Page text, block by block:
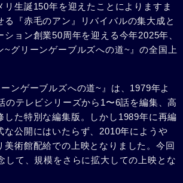
リ生誕150年を迎えたことによりますま
る『赤毛のアン』リバイバルの集大成と
ション創業50周年を迎える今年2025年、
~グリーンゲーブルズへの道~』の全国上
ーンゲーブルズへの道~』は、1979年よ
のテレビシリーズから1〜6話を編集、高
した特別な編集版。しかし1989年に再編
な公開にはいたらず、2010年にようや
美術館配給での上映となりました。今回
して、規模をさらに拡大しての上映とな